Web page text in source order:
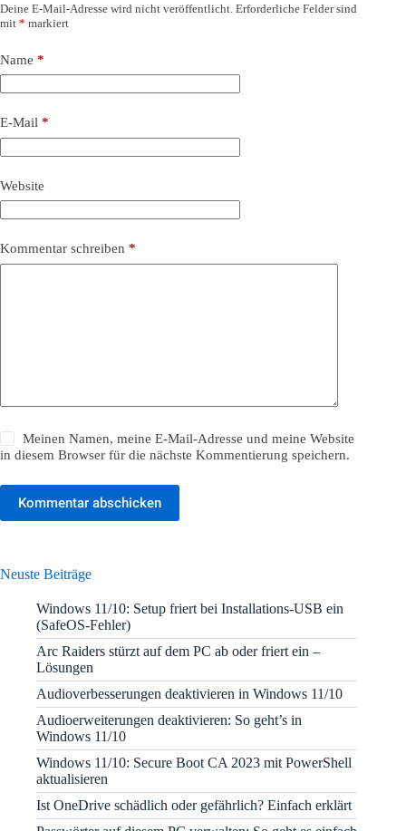
Deine E-Mail-Adresse wird nicht veröffentlicht. Erforderliche Felder sind
mit * markiert
Name *
E-Mail *
Website
Kommentar schreiben *
Meinen Namen, meine E-Mail-Adresse und meine Website
in diesem Browser für die nächste Kommentierung speichern.
Kommentar abschicken
Neuste Beiträge
Windows 11/10: Setup friert bei Installations-USB ein
(SafeOS-Fehler)
Arc Raiders stürzt auf dem PC ab oder friert ein –
Lösungen
Audioverbesserungen deaktivieren in Windows 11/10
Audioerweiterungen deaktivieren: So geht’s in
Windows 11/10
Windows 11/10: Secure Boot CA 2023 mit PowerShell
aktualisieren
Ist OneDrive schädlich oder gefährlich? Einfach erklärt